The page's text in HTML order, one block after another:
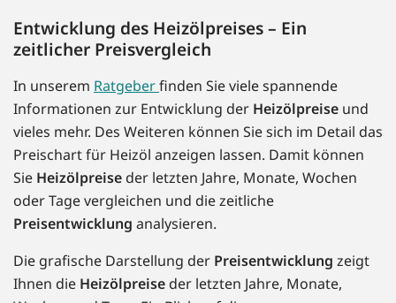
Entwicklung des Heizölpreises – Ein
zeitlicher Preisvergleich
In unserem Ratgeberfinden Sie viele spannende
Informationen zur Entwicklung der Heizölpreise und
vieles mehr. Des Weiteren können Sie sich im Detail das
Preischart für Heizöl anzeigen lassen. Damit können
Sie Heizölpreise der letzten Jahre, Monate, Wochen
oder Tage vergleichen und die zeitliche
Preisentwicklung analysieren.
Die grafische Darstellung der Preisentwicklung zeigt
Ihnen die Heizölpreise der letzten Jahre, Monate,